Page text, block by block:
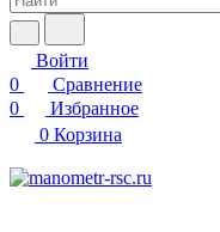
Войти
0
Сравнение
0
Избранное
0 Корзина